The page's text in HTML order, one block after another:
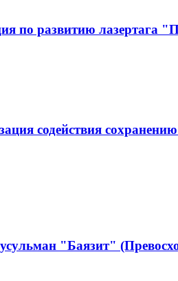
по развитию лазертага
содействия
"Баязит"